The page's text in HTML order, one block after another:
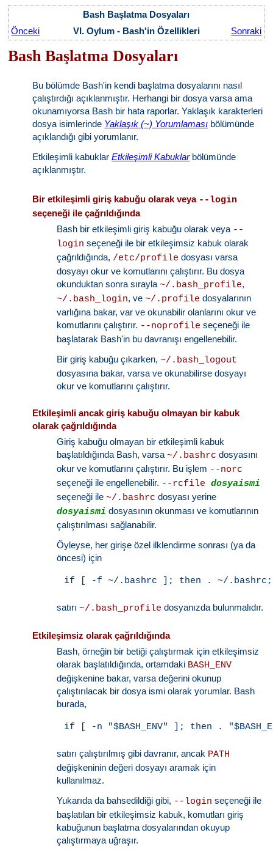
Bash Başlatma Dosyaları
Önceki
VI. Oylum - Bash'in Özellikleri Sonraki
Bash Başlatma Dosyaları
Bu bölümde Bash'in kendi başlatma dosyalarını nasıl
çalıştırdığı açıklanmıştır. Herhangi bir dosya varsa ama
okunamıyorsa Bash bir hata raporlar. Yaklaşık karakterleri
dosya isimlerinde Yaklaşık (~) Yorumlaması bölümünde
açıklandığı gibi yorumlanır.
Etkileşimli kabuklarEtkileşimli Kabuklarbölümünde
açıklanmıştır.
Bir etkileşimli giriş kabuğu olarak veya --login
seçeneği ile çağrıldığında
Bash bir etkileşimli giriş kabuğu olarak veya --
login seçeneği ile bir etkileşimsiz kabuk olarak
çağrıldığında, /etc/profile dosyası varsa
dosyayı okur ve komutlarını çalıştırır. Bu dosya
okunduktan sonra sırayla~/.bash_profile,
~/.bash_login, ve~/.profile dosyalarının
varlığına bakar, var ve okunabilir olanlarını okur ve
komutlarını çalıştırır. --noprofile seçeneği ile
başlatarak Bash'in bu davranışı engellenebilir.
Bir giriş kabuğu çıkarken,~/.bash_logout
dosyasına bakar, varsa ve okunabilirse dosyayı
okur ve komutlarını çalıştırır.
Etkileşimli ancak giriş kabuğu olmayan bir kabuk
olarak çağrıldığında
Giriş kabuğu olmayan bir etkileşimli kabuk
başlatıldığında Bash, varsa~/.bashrc dosyasını
okur ve komutlarını çalıştırır. Bu işlem --norc
seçeneği ile engellenebilir. --rcfiledosyaismi
seçeneği ile~/.bashrc dosyası yerine
dosyaismi dosyasının okunması ve komutlarının
çalıştırılması sağlanabilir.
Öyleyse, her girişe özel ilklendirme sonrası (ya da
öncesi) için
satırı~/.bash_profile dosyanızda bulunmalıdır.
Etkileşimsiz olarak çağrıldığında
Bash, örneğin bir betiği çalıştırmak için etkileşimsiz
olarak başlatıldığında, ortamdaki BASH_ENV
değişkenine bakar, varsa değerini okunup
çalıştırılacak bir dosya ismi olarak yorumlar. Bash
burada,
satırı çalıştırılmış gibi davranır, ancak PATH
değişkeninin değeri dosyayı aramak için
kullanılmaz.
Yukarıda da bahsedildiği gibi, --login seçeneği ile
başlatılan bir etkileşimsiz kabuk, komutları giriş
kabuğunun başlatma dosyalarından okuyup
çalıştırmaya uğraşır.